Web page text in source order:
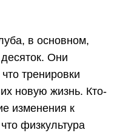
в основном,
Они
тренировки
новую жизнь. Кто-
изменения к
физкультура